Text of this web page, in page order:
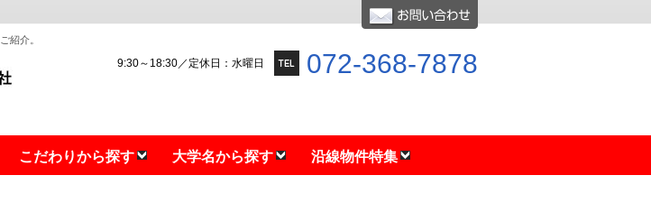
紹介。
072-368-7878
9:30～18:30／定休日：水曜日
こだわりから探す 大学名から探す 沿線物件特集